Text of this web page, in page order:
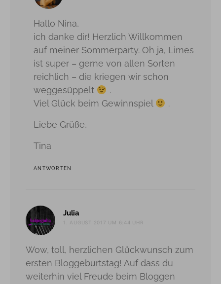
Hallo Nina,
ich danke dir! Herzlich Willkommen
auf meiner Sommerparty. Oh ja, Limes
ist super – gerne von allen Sorten
reichlich – die kriegen wir schon
weggesüppelt
.
Viel Glück beim Gewinnspiel
.
Liebe Grüße,
Tina
ANTWORTEN
Julia
1. AUGUST 2017 UM 6:44 UHR
Wow, toll, herzlichen Glückwunsch zum
ersten Bloggeburtstag! Auf dass du
weiterhin viel Freude beim Bloggen